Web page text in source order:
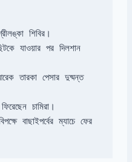
যাওয়ার পর দিলশান
তারকা পেসার দুষ্মন্ত
বাছাইপর্বের ম্যাচে ফের